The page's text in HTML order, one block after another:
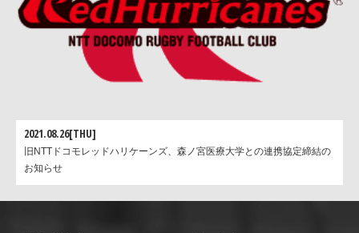
2021.08.26[THU]
旧NTTドコモレッドハリケーンズ、森ノ宮医療大学との連携協定締結の
お知らせ